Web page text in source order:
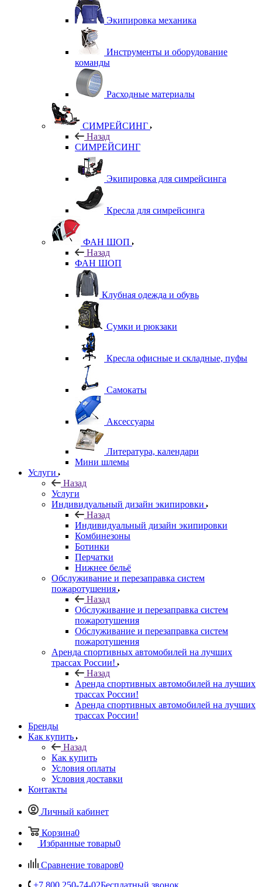
Экипировка механика
Инструменты и оборудование
команды
Расходные материалы
СИМРЕЙСИНГ
Назад
СИМРЕЙСИНГ
Экипировка для симрейсинга
Кресла для симрейсинга
ФАН ШОП
Назад
ФАН ШОП
Клубная одежда и обувь
Сумки и рюкзаки
Кресла офисные и складные, пуфы
Самокаты
Аксессуары
Литература, календари
Мини шлемы
Услуги
Назад
Услуги
Индивидуальный дизайн экипировки
Назад
Индивидуальный дизайн экипировки
Комбинезоны
Ботинки
Перчатки
Нижнее бельё
Обслуживание и перезаправка систем
пожаротушения
Назад
Обслуживание и перезаправка систем
пожаротушения
Обслуживание и перезаправка систем
пожаротушения
Аренда спортивных автомобилей на лучших
трассах России!
Назад
Аренда спортивных автомобилей на лучших
трассах России!
Аренда спортивных автомобилей на лучших
трассах России!
Бренды
Как купить
Назад
Как купить
Условия оплаты
Условия доставки
Контакты
Личный кабинет
Корзина0
Избранные товары0
Сравнение товаров0
+7 800 250-74-02Бесплатный звонок